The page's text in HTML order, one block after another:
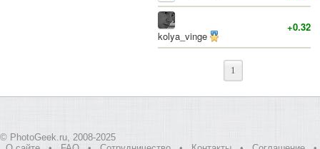
kolya_vinge
+0.32
1
© PhotoGeek.ru, 2008-2025